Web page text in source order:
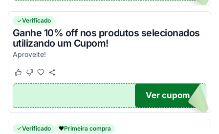
Verificado
Ganhe 10% off nos produtos selecionados
utilizando um Cupom!
Aproveite!
Este cupom funcionou
Este cupom não funcionou
ROVI
Ver cupom
Verificado Primeira compra